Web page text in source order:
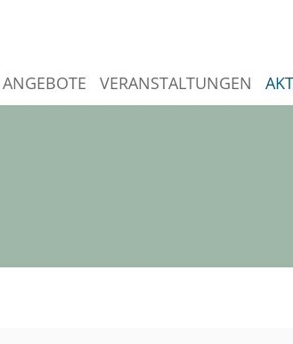
ANGEBOTE VERANSTALTUNGEN